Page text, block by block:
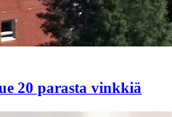
20 parasta vinkkiä